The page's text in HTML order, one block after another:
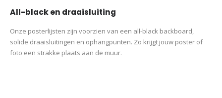
All-black en draaisluiting
Onze posterlijsten zijn voorzien van een all-black backboard,
solide draaisluitingen en ophangpunten. Zo krijgt jouw poster of
foto een strakke plaats aan de muur.